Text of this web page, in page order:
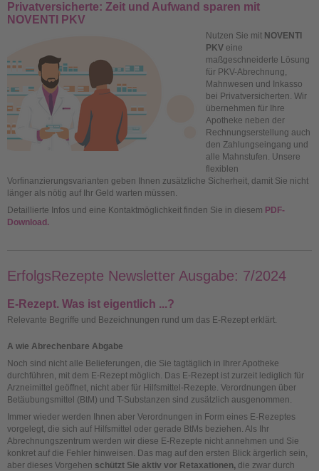
Privatversicherte: Zeit und Aufwand sparen mit
NOVENTI PKV
Nutzen Sie mit NOVENTI
PKV eine
maßgeschneiderte Lösung
für PKV-Abrechnung,
Mahnwesen und Inkasso
bei Privatversicherten. Wir
übernehmen für Ihre
Apotheke neben der
Rechnungserstellung auch
den Zahlungseingang und
alle Mahnstufen. Unsere
flexiblen
Vorfinanzierungsvarianten geben Ihnen zusätzliche Sicherheit, damit Sie nicht
länger als nötig auf Ihr Geld warten müssen.
Detaillierte Infos und eine Kontaktmöglichkeit finden Sie in diesem PDF-
Download.
ErfolgsRezepte Newsletter Ausgabe: 7/2024
E-Rezept. Was ist eigentlich ...?
Relevante Begriffe und Bezeichnungen rund um das E-Rezept erklärt.
A wie Abrechenbare Abgabe
Noch sind nicht alle Belieferungen, die Sie tagtäglich in Ihrer Apotheke
durchführen, mit dem E-Rezept möglich. Das E-Rezept ist zurzeit lediglich für
Arzneimittel geöffnet, nicht aber für Hilfsmittel-Rezepte. Verordnungen über
Betäubungsmittel (BtM) und T-Substanzen sind zusätzlich ausgenommen.
Immer wieder werden Ihnen aber Verordnungen in Form eines E-Rezeptes
vorgelegt, die sich auf Hilfsmittel oder gerade BtMs beziehen. Als Ihr
Abrechnungszentrum werden wir diese E-Rezepte nicht annehmen und Sie
konkret auf die Fehler hinweisen. Das mag auf den ersten Blick ärgerlich sein,
aber dieses Vorgehen schützt Sie aktiv vor Retaxationen, die zwar durch